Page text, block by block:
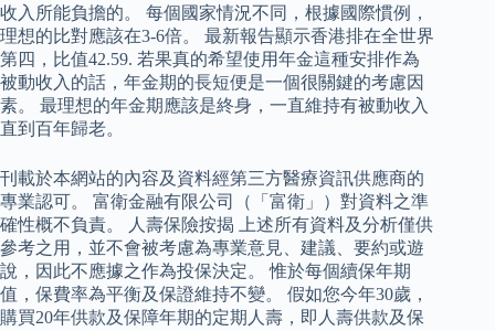
收入所能負擔的。 每個國家情況不同，根據國際慣例，
理想的比對應該在3-6倍。 最新報告顯示香港排在全世界
第四，比值42.59. 若果真的希望使用年金這種安排作為
被動收入的話，年金期的長短便是一個很關鍵的考慮因
素。 最理想的年金期應該是終身，一直維持有被動收入
直到百年歸老。
刊載於本網站的內容及資料經第三方醫療資訊供應商的
專業認可。 富衛金融有限公司（「富衛」）對資料之準
確性概不負責。 人壽保險按揭 上述所有資料及分析僅供
參考之用，並不會被考慮為專業意見、建議、要約或遊
說，因此不應據之作為投保決定。 惟於每個續保年期
值，保費率為平衡及保證維持不變。 假如您今年30歲，
購買20年供款及保障年期的定期人壽，即人壽供款及保